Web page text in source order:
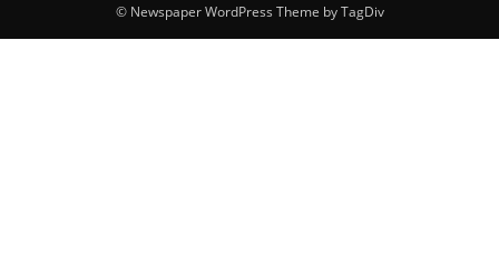
© Newspaper WordPress Theme by TagDiv